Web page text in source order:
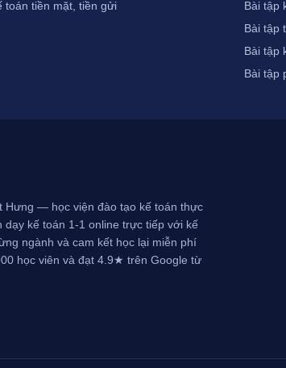
toán tiền mặt, tiền gửi
Bài tập
Bài tập
Bài tập
Bài tập
Hưng — học viện đào tạo kế toán thực
kế toán 1-1 online trực tiếp với kế
ngành và cam kết học lại miễn phí
học viên và đạt 4.9★ trên Google từ